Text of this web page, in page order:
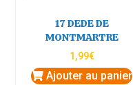
17 DEDE DE
MONTMARTRE
1,99€
Ajouter au panier